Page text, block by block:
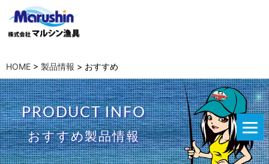
HOME > 製品情報 > おすすめ
PRODUCT INFO
おすすめ製品情報